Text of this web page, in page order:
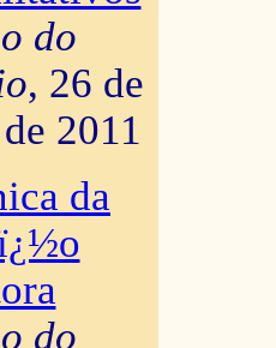
do
, 26 de
2011
da
do